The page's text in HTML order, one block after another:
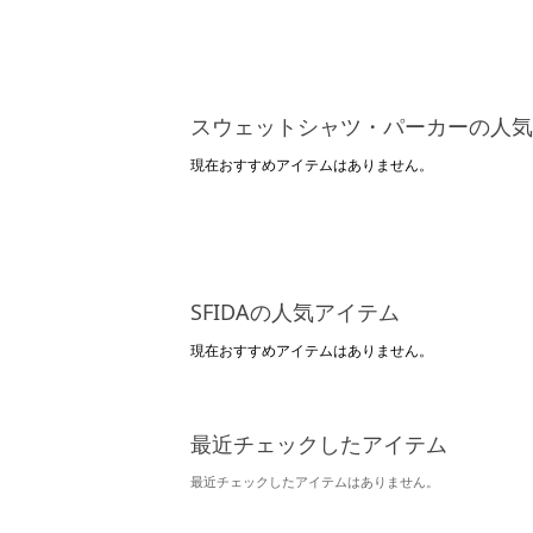
スウェットシャツ・パーカーの人
現在おすすめアイテムはありません。
SFIDAの人気アイテム
現在おすすめアイテムはありません。
最近チェックしたアイテム
最近チェックしたアイテムはありません。